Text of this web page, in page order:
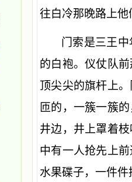
往白冷那晚路上
门索是三王
的白袍。仪仗队
顶尖尖的旗杆上
匝的，一簇一簇
井边，井上罩着
中有一人抢先上
水果碟子，一件